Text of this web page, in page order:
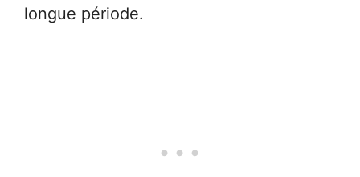
longue période.